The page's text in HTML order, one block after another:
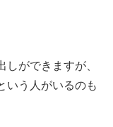
ができますが、
いう人がいるのも